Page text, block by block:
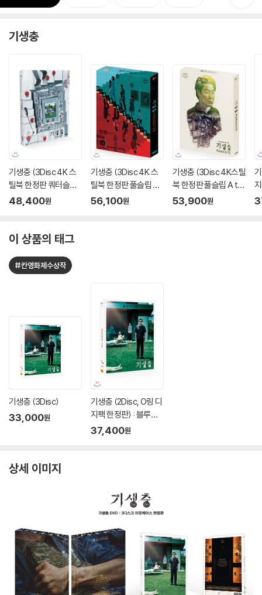
기생충
기생충 (3Disc 4K 스
틸북 한정판 쿼터슬립)
: 블루레이
48,400원
기생충 (3Disc 4K 스
틸북 한정판 풀슬립 B t
ype) : 블루레이
56,100원
기생충 (3Disc 4K스틸
북 한정판 풀슬립 A ty
pe) : 블루레이
53,900원
이
이 상품의 태그
#칸영화제수상작
기생충 (3Disc)
33,000원
기생충 (2Disc, O링 디
지팩 한정판) : 블루레
이
37,400원
상세 이미지